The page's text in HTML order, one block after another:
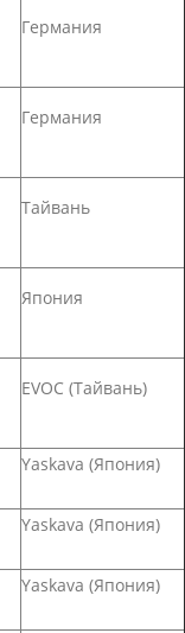
Германия
Германия
Тайвань
Япония
EVOC (Тайвань)
Yaskava (Япония)
Yaskava (Япония)
Yaskava (Япония)